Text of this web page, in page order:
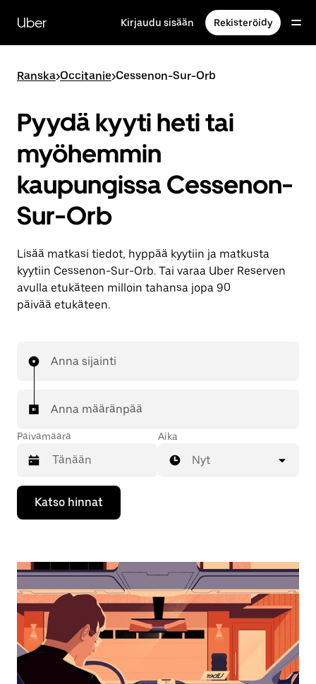
siirry
pääsisältöön
Uber Kirjaudu sisään Rekisteröidy
Ranska>Occitanie>Cessenon-Sur-Orb
Pyydä kyyti heti tai
myöhemmin
kaupungissa Cessenon-
Sur-Orb
Lisää matkasi tiedot, hyppää kyytiin ja matkusta
kyytiin Cessenon-Sur-Orb. Tai varaa Uber Reserven
avulla etukäteen milloin tahansa jopa 90
päivää etukäteen.
Anna sijainti
Anna määränpää
Päivämäärä
Valitse
päivämäärä
kalenterissa
Sulje
Esc-
painikkeella.
Aika
Nyt
Katso hinnat